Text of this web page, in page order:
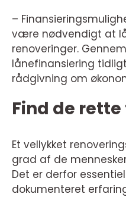
–
være nødvendigt at
renoveringer.
lånefinansiering
rådgivning om
Find de
Et vellykket
grad af de
Det er derfor
dokumenteret